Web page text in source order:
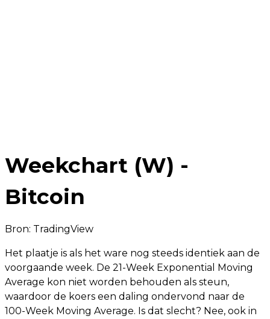
Weekchart (W) -
Bitcoin
Bron: TradingView
Het plaatje is als het ware nog steeds identiek aan de
voorgaande week. De 21-Week Exponential Moving
Average kon niet worden behouden als steun,
waardoor de koers een daling ondervond naar de
100-Week Moving Average. Is dat slecht? Nee, ook in